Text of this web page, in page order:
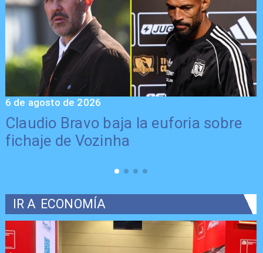
Claudio Bravo baja la euforia sobre
fichaje de Vozinha
6 de agosto de 2026
IR A ECONOMÍA